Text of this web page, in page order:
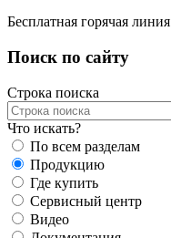
Бесплатная горячая линия
Поиск по сайту
Строка поиска
Что искать?
По всем разделам
Продукцию
Где купить
Сервисный центр
Видео